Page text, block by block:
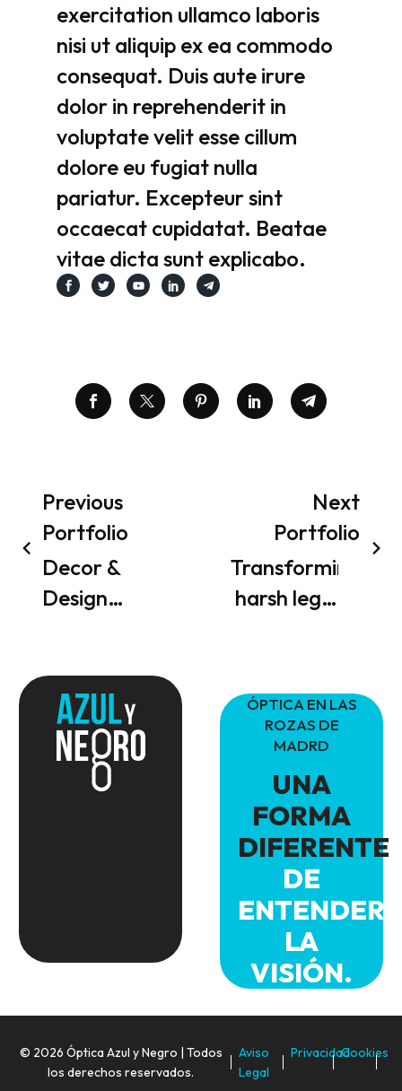
exercitation ullamco laboris
nisi ut aliquip ex ea commodo
consequat. Duis aute irure
dolor in reprehenderit in
voluptatevelit esse cillum
dolore eu fugiat nulla
pariatur. Excepteursint
occaecat cupidatat. Beatae
vitae dicta sunt explicabo.
Previous
Portfolio
Decor &
Design
Development
(Demo)
Next
Portfolio
Transforming
harsh legal
with AI
landscape
(Demo)
ÓPTICA EN LAS
ROZAS DE
MADRD
UNA
FORMA
DIFERENTE
DE
ENTENDER
LA
VISIÓN.
© 2026 Óptica Azul y Negro | Todos
los derechos reservados.
Aviso
Legal
PrivacidadCookies